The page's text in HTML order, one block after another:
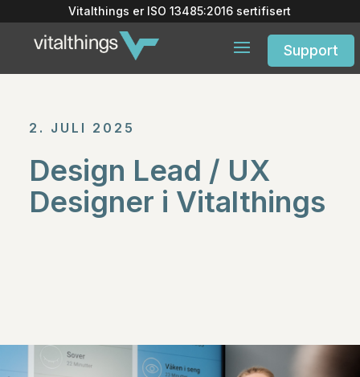
Vitalthings er ISO 13485:2016 sertifisert
Support
2. JULI 2025
Design Lead / UX
Designer i Vitalthings